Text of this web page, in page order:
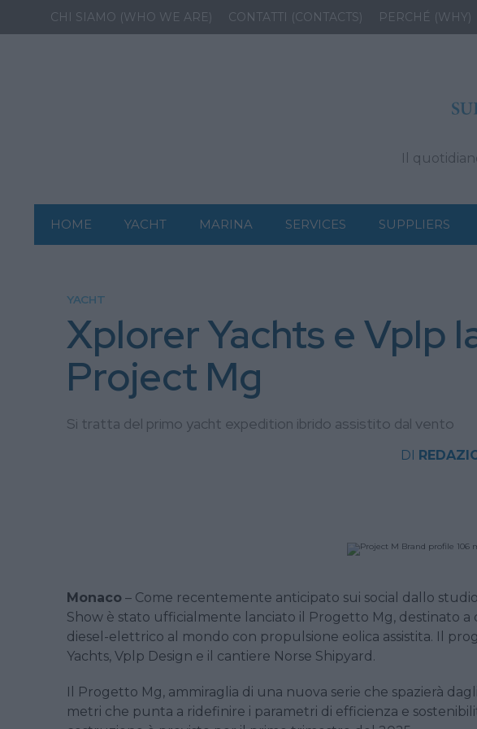
CHI SIAMO (WHO WE ARE) CONTATTI (CONTACTS) PERCHÉ (WHY)
Il
HOME YACHT MARINA SERVICES SUPPLIERS
YACHT
Xplorer Yachts e Vplp
Project Mg
Si tratta del primo yacht expedition ibrido assistito dal vento
DI
Monaco – Come recentemente anticipato sui social dallo
Show è stato ufficialmente lanciato il Progetto Mg, destinato
diesel-elettrico al mondo con propulsione eolica assistita. Il
Yachts, Vplp Design e il cantiere Norse Shipyard.
Il Progetto Mg, ammiraglia di una nuova serie che spazierà
metri che punta a ridefinire i parametri di efficienza e